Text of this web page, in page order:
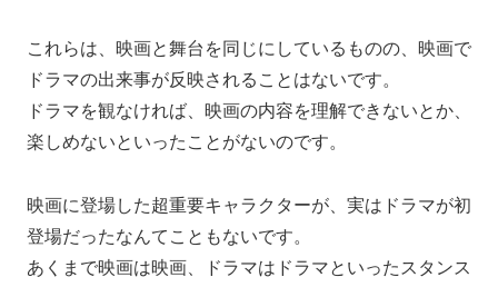
これらは、映画と舞台を同じにしているものの、映画で
ドラマの出来事が反映されることはないです。
ドラマを観なければ、映画の内容を理解できないとか、
楽しめないといったことがないのです。
映画に登場した超重要キャラクターが、実はドラマが初
登場だったなんてこともないです。
あくまで映画は映画、ドラマはドラマといったスタンス